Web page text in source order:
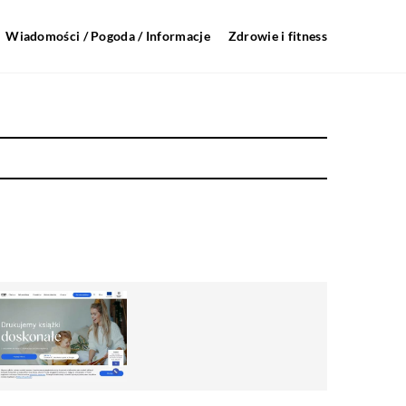
Wiadomości / Pogoda / Informacje Zdrowie i fitness